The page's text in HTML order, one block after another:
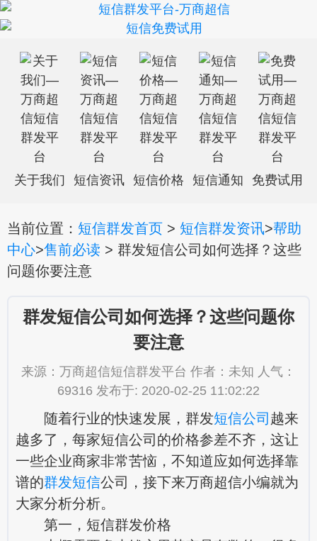
关于我们 短信资讯 短信价格 短信通知 免费试用
当前位置： 短信群发首页 > 短信群发资讯>帮助
中心>售前必读 > 群发短信公司如何选择？这些
问题你要注意
群发短信公司如何选择？这些问题你
要注意
来源：万商超信短信群发平台 作者：未知 人气：
69316 发布于: 2020-02-25 11:02:22
随着行业的快速发展，群发短信公司 越来
越多了，每家短信公司的价格参差不齐，这让
一些企业商家非常苦恼，不知道应如何选择靠
谱的群发短信公司，接下来万商超信小编就为
大家分析分析。
第一，短信群发价格